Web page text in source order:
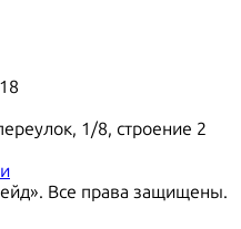
1/8, строение 2
Все права защищены.